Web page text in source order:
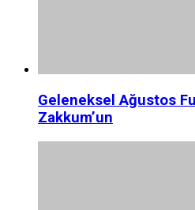
Geleneksel Ağustos
Zakkum’un